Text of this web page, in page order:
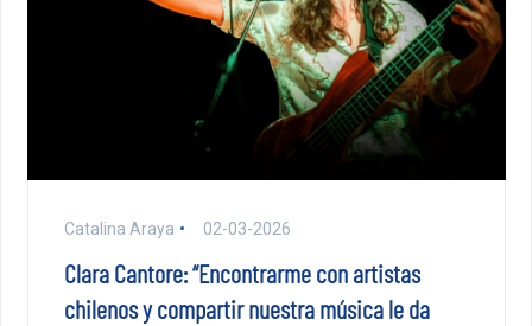
Catalina Araya 02-03-2026
Clara Cantore: “Encontrarme con artistas
chilenos y compartir nuestra música le da